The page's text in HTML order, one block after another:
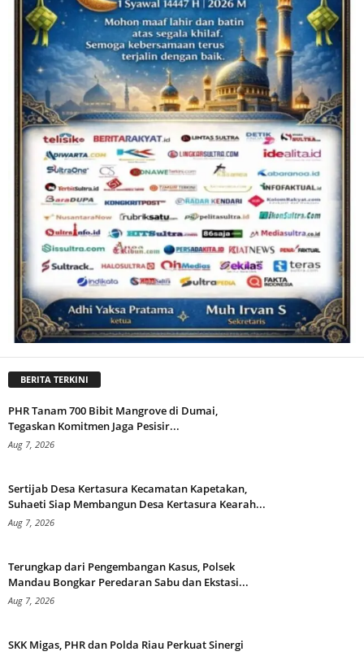
BERITA TERKINI
PHR Tanam 700 Bibit Mangrove di Dumai,
Tegaskan Komitmen Jaga Pesisir...
Aug 7, 2026
Sertijab Desa Kertasura Kecamatan Kapetakan,
Suhaeti Siap Membangun Desa Kertasura Kearah...
Aug 7, 2026
Terungkap dari Pengembangan Kasus, Polsek
Mandau Bongkar Peredaran Sabu dan Ekstasi...
Aug 7, 2026
SKK Migas, PHR dan Polda Riau Perkuat Sinergi